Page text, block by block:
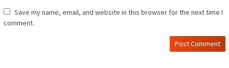
Save my name, email, and website in this browser for the next time I
comment.